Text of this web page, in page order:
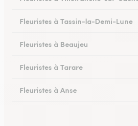
Fleuristes à Tassin-la-Demi-Lune
Fleuristes à Beaujeu
Fleuristes à Tarare
Fleuristes à Anse